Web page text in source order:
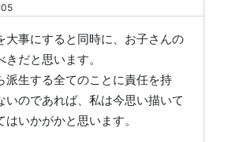
大事にすると同時に、お子さんの
だと思います。
派生する全てのことに責任を持
いのであれば、私は今思い描いて
いかがかと思います。